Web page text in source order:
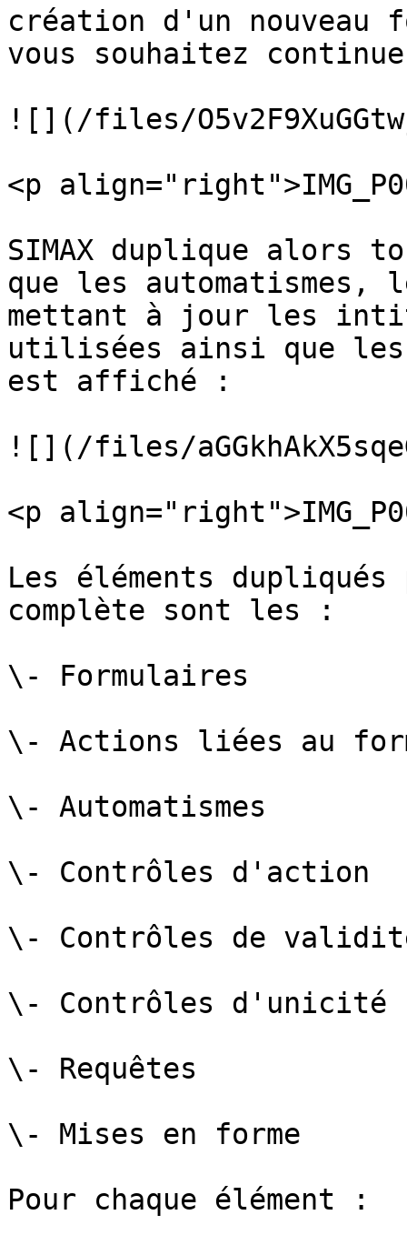
création d'un nouveau
vous souhaitez
![](/files/
<p
SIMAX duplique alors
que les
mettant à jour les
utilisées ainsi que les
est affiché :
![](/files/
<p
Les éléments
complète sont les :
\- Formulaires
\- Actions liées au
\- Automatismes
\- Contrôles d'action
\- Contrôles de
\- Contrôles d'unicité
\- Requêtes
\- Mises en forme
Pour chaque élément :